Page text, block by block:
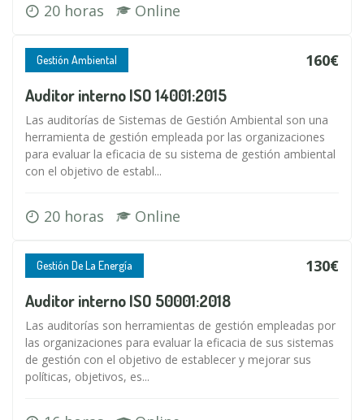
20 horas Online
Gestión Ambiental 160€
Auditor interno ISO 14001:2015
Las auditorías de Sistemas de Gestión Ambiental son una
herramienta de gestión empleada por las organizaciones
para evaluar la eficacia de su sistema de gestión ambiental
con el objetivo de establ...
20 horas Online
Gestión De La Energía 130€
Auditor interno ISO 50001:2018
Las auditorías son herramientas de gestión empleadas por
las organizaciones para evaluar la eficacia de sus sistemas
de gestión con el objetivo de establecer y mejorar sus
políticas, objetivos, es...